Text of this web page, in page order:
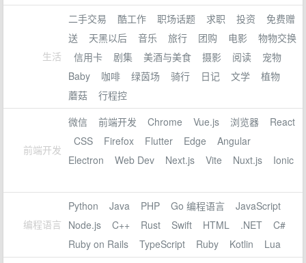
生活
二手交易 酷工作 职场话题 求职 投资
免费赠
送
天黑以后 音乐 旅行 团购 电影
物物交换
信用卡
剧集 美酒与美食 摄影 阅读
宠物
Baby
咖啡 绿茵场 骑行 日记 文学
植物
蘑菇
行程控
前端开发
微信 前端开发 Chrome Vue.js 浏览器
React
CSS
Firefox Flutter Edge
Angular
Electron
Web Dev Next.js Vite Nuxt.js Ionic
编程语言
Python Java PHP Go 编程语言
JavaScript
Node.js
C++ Rust Swift HTML .NET
C#
Ruby on Rails
TypeScript Ruby Kotlin Lua